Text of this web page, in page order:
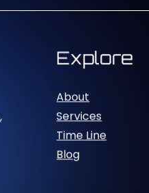
Explore
About
Services
Time Line
Blog